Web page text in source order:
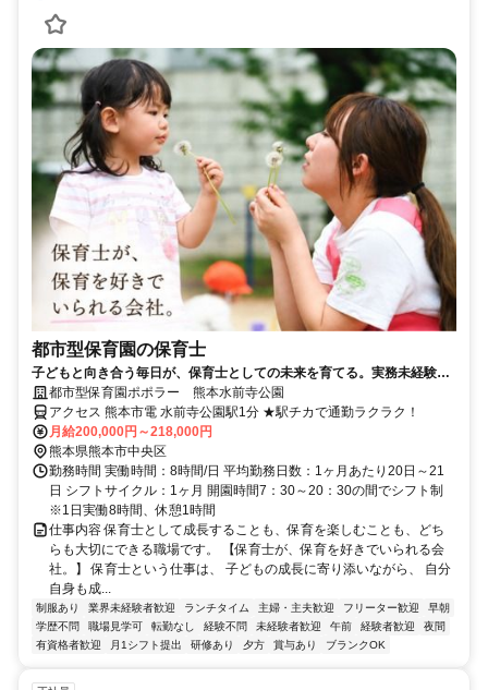
都市型保育園の保育士
子どもと向き合う毎日が、保育士としての未来を育てる。実務未経験・
ブランクOK♪賞与年2回！年間休日108日/122日の選択可◎少人数で働き
やすい都市型保育園！
都市型保育園ポポラー 熊本水前寺公園
アクセス 熊本市電 水前寺公園駅1分 ★駅チカで通勤ラクラク！
月給200,000円～218,000円
熊本県熊本市中央区
勤務時間 実働時間：8時間/日 平均勤務日数：1ヶ月あたり20日～21
日 シフトサイクル：1ヶ月 開園時間7：30～20：30の間でシフト制
※1日実働8時間、休憩1時間
仕事内容 保育士として成長することも、保育を楽しむことも、どち
らも大切にできる職場です。 【保育士が、保育を好きでいられる会
社。】 保育士という仕事は、 子どもの成長に寄り添いながら、 自分
自身も成...
制服あり 業界未経験者歓迎 ランチタイム 主婦・主夫歓迎 フリーター歓迎
早朝
学歴不問
職場見学可 転勤なし 経験不問 未経験者歓迎 午前 経験者歓迎
夜間
有資格者歓迎
月1シフト提出 研修あり 夕方 賞与あり ブランクOK